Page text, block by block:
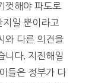
껏해야 파도로
지일 뿐이라고
와 다른 의견을
니다. 지진해일
들은 정부가 다